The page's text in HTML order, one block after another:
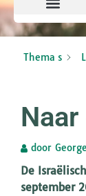
Thema s
door
De
september